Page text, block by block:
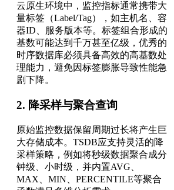
云原生环境中，监控指标通常携带大
量标签（Label/Tag），如主机名、容
器ID、服务版本等。标签组合形成的
基数可能达到千万甚至亿级，优秀的
时序数据库必须具备高效的高基数处
理能力，避免因标签膨胀导致性能急
剧下降。
2. 降采样与聚合查询
原始监控数据保留周期过长将产生巨
大存储成本。TSDB应支持灵活的降
采样策略，例如将秒级数据聚合成分
钟级、小时级，并内置AVG、
MAX、MIN、PERCENTILE等聚合